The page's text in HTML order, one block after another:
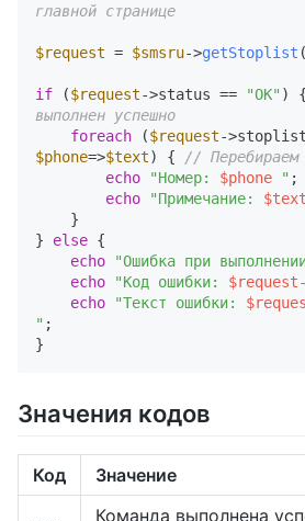
главной странице
$request = $smsru->getStoplist
if ($request->status == "OK" )
выполнен успешно
foreach ($request-
$phone=>$text) {
// Перебираем
echo
"Номер: $phone " ;
echo
"Примечание: $text
} else {
echo
"Ошибка при
echo
"Код ошибки: $request
echo
"Текст ошибки:
" ;
Значения кодов
Код Значение
Команда выполнена